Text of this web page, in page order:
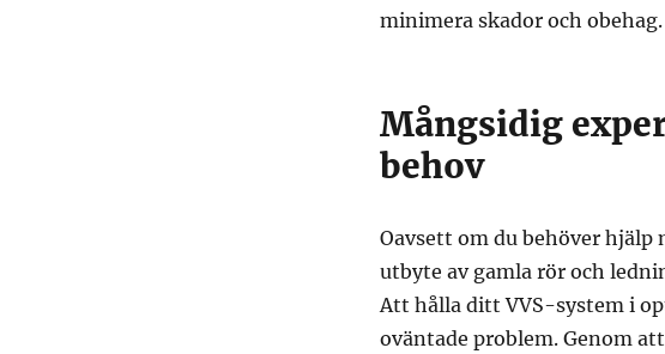
minimera skador och obehag.
Mångsidig
behov
Oavsett om du behöver
utbyte av gamla rör och
Att hålla ditt VVS-system i
oväntade problem. Genom